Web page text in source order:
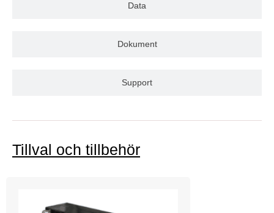
Data
Dokument
Support
Tillval och tillbehör